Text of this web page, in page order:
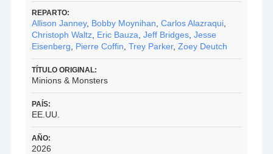
REPARTO:
Allison Janney, Bobby Moynihan ,Carlos Alazraqui
Christoph Waltz Eric Bauza ,Jeff Bridges ,Jesse
Eisenberg
Pierre Coffin ,Trey Parker,Zoey Deutch
TÍTULO ORIGINAL:
Minions & Monsters
PAÍS:
EE.UU.
AÑO:
2026